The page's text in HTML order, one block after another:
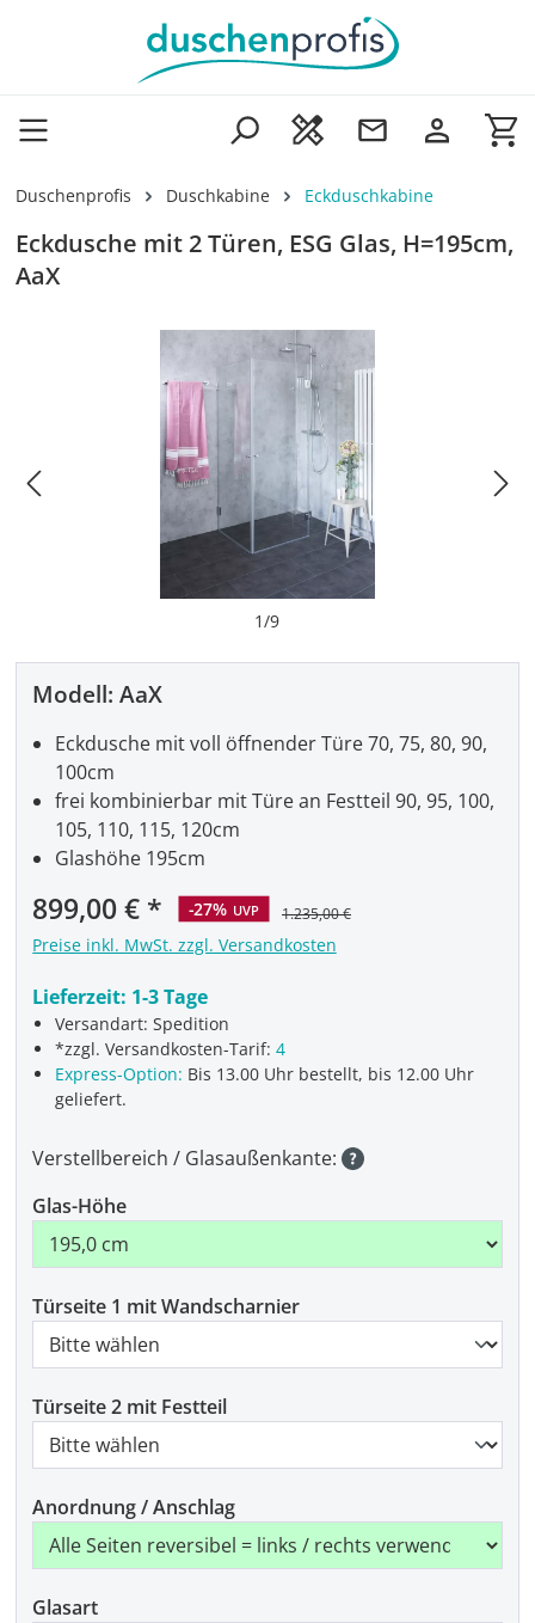
Zum Hauptinhalt springen
Duschenprofis Duschkabine Eckduschkabine
Eckdusche mit 2 Türen, ESG Glas, H=195cm,
AaX
Bildergalerie überspringen
1/9
Modell: AaX
Verkaufspreis:
899,00 € -27% UVP 1.235,00 €
Preise inkl. MwSt. zzgl. Versandkosten
Lieferzeit: 1-3 Tage
Versandart: Spedition
*zzgl. Versandkosten-Tarif:4
Express-Option: Bis 13.00 Uhr bestellt, bis 12.00 Uhr
geliefert.
Eckdusche mit voll öffnender Türe 70, 75, 80, 90,
100cm
frei kombinierbar mit Türe an Festteil 90, 95, 100,
105, 110, 115, 120cm
Glashöhe 195cm
Verstellbereich / Glasaußenkante:
Glas-Höhe
Türseite 1 mit Wandscharnier
Türseite 2 mit Festteil
Anordnung / Anschlag
Glasart